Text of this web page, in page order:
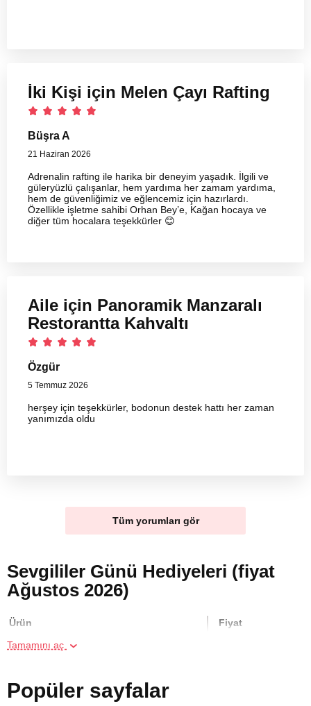
İki Kişi için Melen Çayı Rafting
Büşra A
21 Haziran 2026
Adrenalin rafting ile harika bir deneyim yaşadık. İlgili ve
güleryüzlü çalışanlar, hem yardıma her zamam yardıma,
hem de güvenliğimiz ve eğlencemiz için hazırlardı.
Özellikle işletme sahibi Orhan Bey’e, Kağan hocaya ve
diğer tüm hocalara teşekkürler 😊
Aile için Panoramik Manzaralı
Restorantta Kahvaltı
Özgür
5 Temmuz 2026
herşey için teşekkürler, bodonun destek hattı her zaman
yanımızda oldu
Tüm yorumları gör
Sevgililer Günü Hediyeleri (fiyat
Ağustos 2026)
Ürün Fiyat
Tamamını aç
Popüler sayfalar